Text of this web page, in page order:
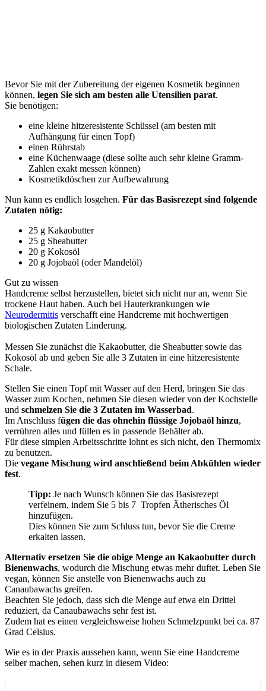
Bevor Sie mit der Zubereitung der eigenen Kosmetik beginnen
können, legen Sie sich am besten alle Utensilien parat.
Sie benötigen:
eine kleine hitzeresistente Schüssel (am besten mit
Aufhängung für einen Topf)
einen Rührstab
eine Küchenwaage (diese sollte auch sehr kleine Gramm-
Zahlen exakt messen können)
Kosmetikdöschen zur Aufbewahrung
Nun kann es endlich losgehen. Für das Basisrezept sind folgende
Zutaten nötig:
25 g Kakaobutter
25 g Sheabutter
20 g Kokosöl
20 g Jojobaöl (oder Mandelöl)
Gut zu wissen
Handcreme selbst herzustellen, bietet sich nicht nur an, wenn Sie
trockene Haut haben. Auch bei Hauterkrankungen wie
Neurodermitis verschafft eine Handcreme mit hochwertigen
biologischen Zutaten Linderung.
Messen Sie zunächst die Kakaobutter, die Sheabutter sowie das
Kokosöl ab und geben Sie alle 3 Zutaten in eine hitzeresistente
Schale.
Stellen Sie einen Topf mit Wasser auf den Herd, bringen Sie das
Wasser zum Kochen, nehmen Sie diesen wieder von der Kochstelle
und schmelzen Sie die 3 Zutaten im Wasserbad.
Im Anschluss fügen die das ohnehin flüssige Jojobaöl hinzu,
verrühren alles und füllen es in passende Behälter ab.
Für diese simplen Arbeitsschritte lohnt es sich nicht, den Thermomix
zu benutzen.
Die vegane Mischung wird anschließend beim Abkühlen wieder
fest.
Tipp: Je nach Wunsch können Sie das Basisrezept
verfeinern, indem Sie 5 bis 7 Tropfen Ätherisches Öl
hinzufügen.
Dies können Sie zum Schluss tun, bevor Sie die Creme
erkalten lassen.
Alternativ ersetzen Sie die obige Menge an Kakaobutter durch
Bienenwachs, wodurch die Mischung etwas mehr duftet. Leben Sie
vegan, können Sie anstelle von Bienenwachs auch zu
Canaubawachs greifen.
Beachten Sie jedoch, dass sich die Menge auf etwa ein Drittel
reduziert, da Canaubawachs sehr fest ist.
Zudem hat es einen vergleichsweise hohen Schmelzpunkt bei ca. 87
Grad Celsius.
Wie es in der Praxis aussehen kann, wenn Sie eine Handcreme
selber machen, sehen kurz in diesem Video: